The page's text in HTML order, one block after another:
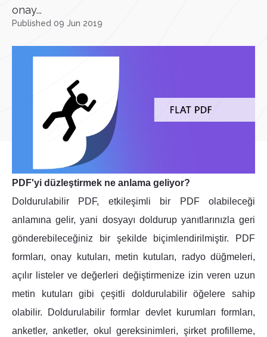
onay...
Published 09 Jun 2019
PDF'yi düzleştirmek ne anlama geliyor?
Doldurulabilir PDF, etkileşimli bir PDF olabileceği
anlamına gelir, yani dosyayı doldurup yanıtlarınızla geri
gönderebileceğiniz bir şekilde biçimlendirilmiştir. PDF
formları, onay kutuları, metin kutuları, radyo düğmeleri,
açılır listeler ve değerleri değiştirmenize izin veren uzun
metin kutuları gibi çeşitli doldurulabilir öğelere sahip
olabilir. Doldurulabilir formlar devlet kurumları formları,
anketler, anketler, okul gereksinimleri, şirket profilleme,